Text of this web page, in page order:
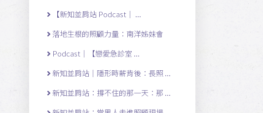
【新知並肩站 Podcast｜ ...
落地生根的照顧力量：南洋姊妹會
Podcast｜【戀愛急診室 ...
新知並肩站｜隱形時薪背後：長照 ...
新知並肩站：撐不住的那一天：那 ...